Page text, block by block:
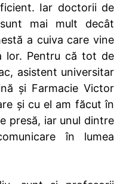
Iar doctorii de
mai mult decât
a cuiva care vine
lor. Pentru că tot de
asistent universitar
și Farmacie Victor
și cu el am făcut în
presă, iar unul dintre
în lumea